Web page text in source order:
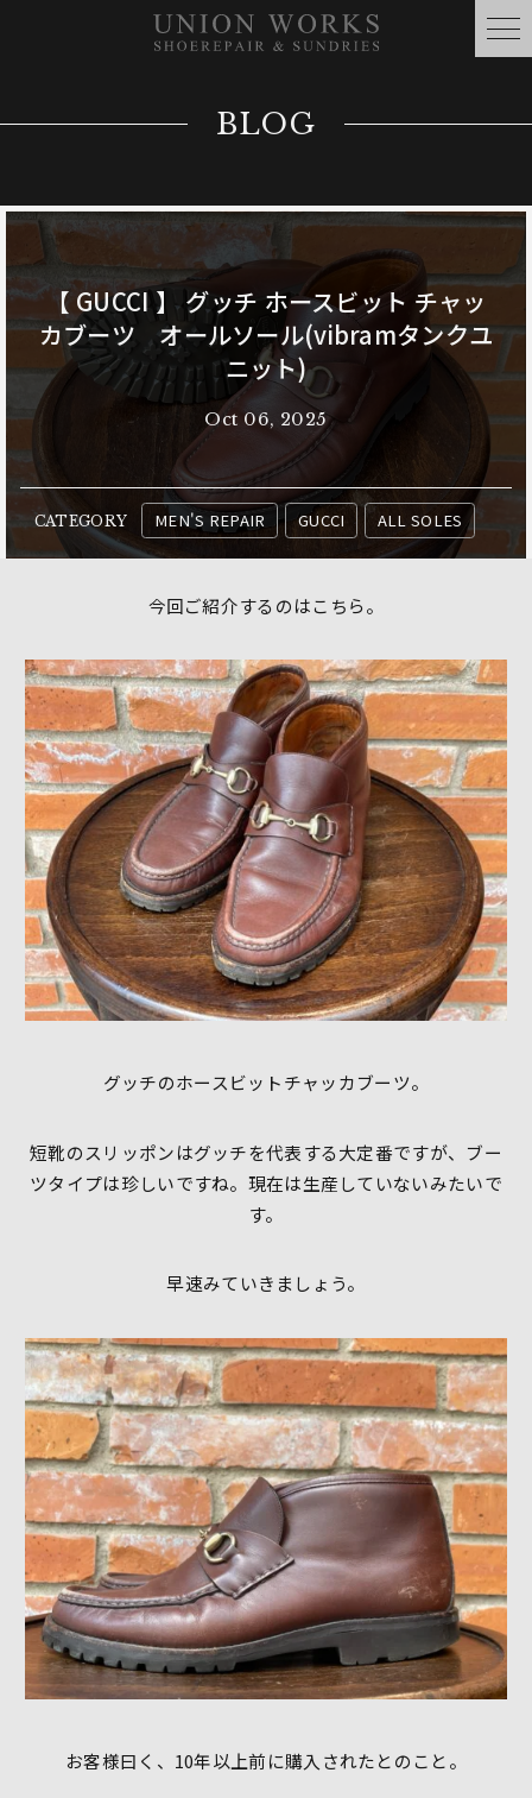
BLOG
【 GUCCI 】 グッチ ホースビット チャッ
カブーツ オールソール(vibramタンクユ
ニット)
Oct 06, 2025
CATEGORY MEN'S REPAIR GUCCI ALL SOLES
今回ご紹介するのはこちら。
グッチのホースビットチャッカブーツ。
短靴のスリッポンはグッチを代表する大定番ですが、ブー
ツタイプは珍しいですね。現在は生産していないみたいで
す。
早速みていきましょう。
お客様曰く、10年以上前に購入されたとのこと。